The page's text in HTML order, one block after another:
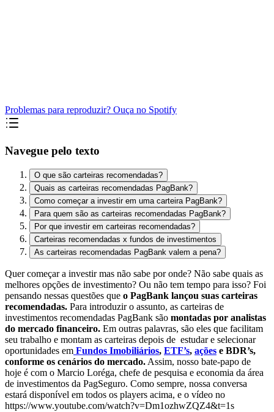
Problemas para reproduzir? Ouça no Spotify
Navegue pelo texto
O que são carteiras recomendadas?
Quais as carteiras recomendadas PagBank?
Como começar a investir em uma carteira PagBank?
Para quem são as carteiras recomendadas PagBank?
Por que investir em carteiras recomendadas?
Carteiras recomendadas x fundos de investimentos
As carteiras recomendadas PagBank valem a pena?
Quer começar a investir mas não sabe por onde? Não sabe quais as
melhores opções de investimento? Ou não tem tempo para isso? Foi
pensando nessas questões que o PagBank lançou suas carteiras
recomendadas. Para introduzir o assunto, as carteiras de
investimentos recomendadas PagBank são montadas por analistas
do mercado financeiro. Em outras palavras, são eles que facilitam
seu trabalho e montam as carteiras depois de estudar e selecionar
oportunidades em Fundos Imobiliários, ETF’s, ações e BDR’s,
conforme os cenários do mercado. Assim, nosso bate-papo de
hoje é com o Marcio Loréga, chefe de pesquisa e economia da área
de investimentos da PagSeguro. Como sempre, nossa conversa
estará disponível em todos os players acima, e o vídeo no
https://www.youtube.com/watch?v=Dm1ozhwZQZ4&t=1s